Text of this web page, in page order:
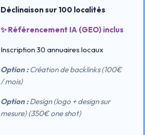
Déclinaison sur 100 localités
✨ Référencement IA (GEO) inclus
Inscription 30 annuaires locaux
Option :Création de backlinks (100€
/ mois)
Option :Design (logo + design sur
mesure) (350€ one shot)